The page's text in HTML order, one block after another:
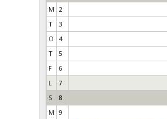
M 2
T
3
O
4
T
5
F
6
L
7
S
8
M 9